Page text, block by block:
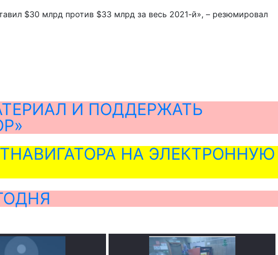
$30 млрд против $33 млрд за весь 2021-й», – резюмировал
И ПОДДЕРЖАТЬ
НА ЭЛЕКТРОННУЮ